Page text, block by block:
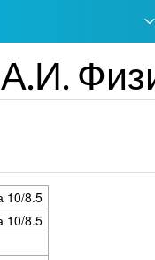
10/8.5
10/8.5